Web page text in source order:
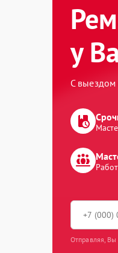
у
С выездом
Отправляя, Вы